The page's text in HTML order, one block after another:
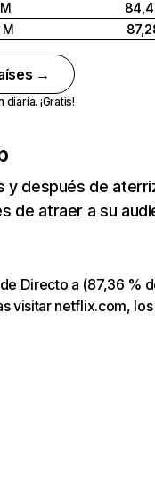
→
¡Gratis!
y después de
de atraer a su
Directo a (87,36 %
visitar netflix.com,